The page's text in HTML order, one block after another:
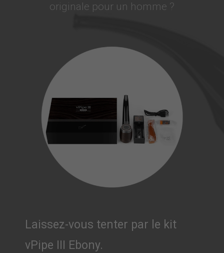
originale pour un homme ?
Laissez-vous tenter par le kit
vPipe III Ebony.